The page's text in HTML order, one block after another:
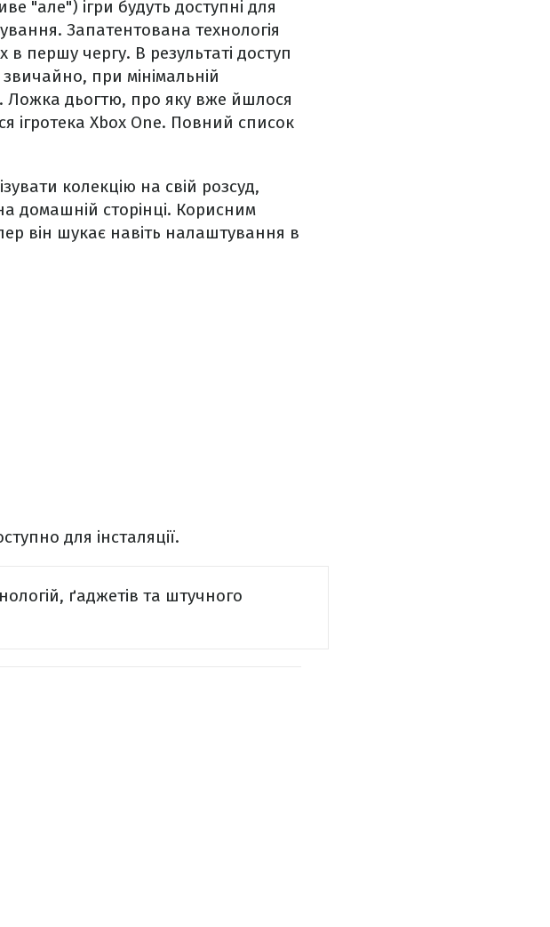
"але") ігри будуть доступні для
Запатентована технологія
першу чергу. В результаті доступ
при мінімальній
Ложка дьогтю, про яку вже йшлося
ігротека Xbox One. Повний список
колекцію на свій розсуд,
домашній сторінці. Корисним
він шукає навіть налаштування в
для інсталяції.
ґаджетів та штучного